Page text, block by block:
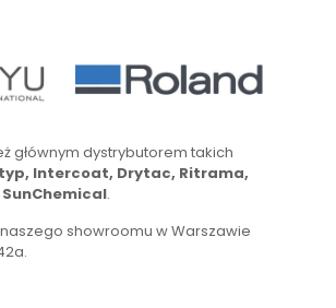
głównym dystrybutorem takich
Intercoat, Drytac, Ritrama,
.
showroomu w Warszawie